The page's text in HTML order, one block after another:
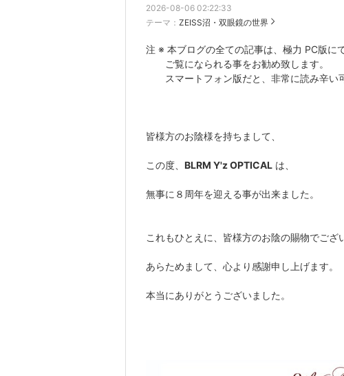
2026-08-06 02:22:33
テーマ： ZEISS沼・双眼鏡の世界
注 ※ 本ブログの全ての記事は、極力 PC版にて
ご覧になられる事をお勧め致します。
スマートフォン版だと、非常に読み辛い可
皆様方のお陰様を持ちまして、
この度、 BLRM Y'z OPTICAL は、
無事に８周年を迎える事が出来ました。
これもひとえに、皆様方のお陰の賜物でござ
あらためまして、心より感謝申し上げます。
本当にありがとうございました。